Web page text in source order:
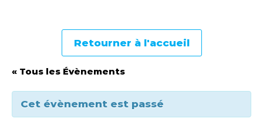
Retourner à l'accueil
« Tous les Évènements
Cet évènement est passé